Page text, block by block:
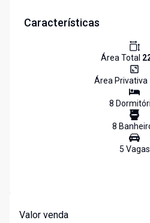
Características
Área Total
Área Privativa
8
8
5 Vagas
Valor venda